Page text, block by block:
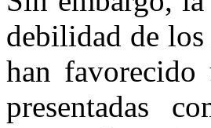
debilidad de
han favorecido
presentadas